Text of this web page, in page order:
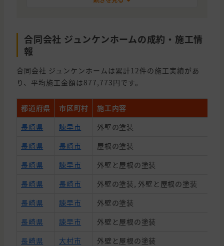
合同会社 ジュンケンホームの成約・施工情
報
合同会社 ジュンケンホームは累計12件の施工実績があ
り、平均施工金額は877,773円です。
都道府県 市区町村
施工内容
長崎県
諫早市
外壁の塗装
長崎県
長崎市
屋根の塗装
長崎県
諫早市
外壁と屋根の塗装
長崎県
長崎市
外壁の塗装, 外壁と屋根の塗装
長崎県
諫早市
外壁の塗装
長崎県
諫早市
外壁と屋根の塗装
長崎県
大村市
外壁と屋根の塗装